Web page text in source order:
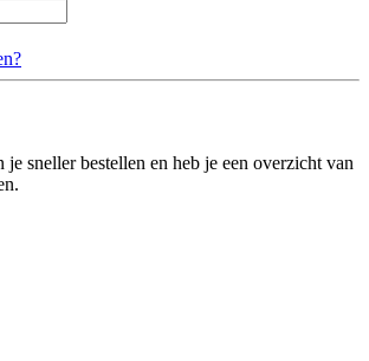
je sneller bestellen en heb je een overzicht van